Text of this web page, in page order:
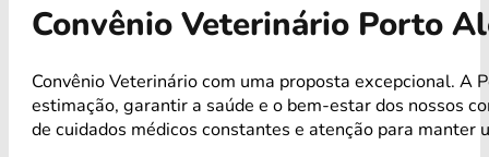
Convênio Veterinário Porto
Convênio Veterinário com uma proposta excepcional. A
estimação, garantir a saúde e o bem-estar dos nossos
de cuidados médicos constantes e atenção para manter